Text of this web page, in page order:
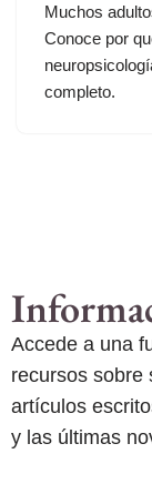
Muchos
Conoce por
completo.
Accede a una
recursos sobre
artículos
y las últimas